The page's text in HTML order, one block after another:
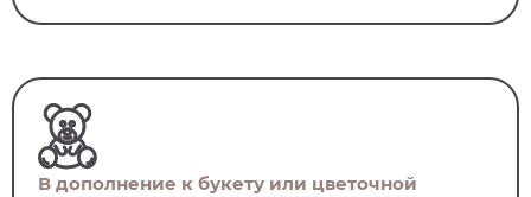
В дополнение к букету или цветочной